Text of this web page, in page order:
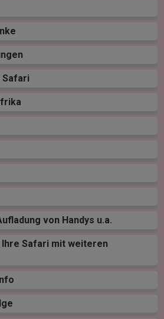
Safari
von Handys u.a.
Ihre Safari mit weiteren